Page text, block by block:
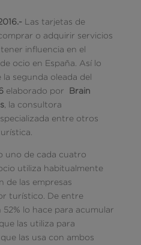
.- Las tarjetas de
o adquirir servicios
influencia en el
ocio en España. Así lo
segunda oleada del
elaborado por
Brain
, la consultora
entre otros
uno de cada cuatro
utiliza habitualmente
de las empresas
turístico. De entre
52% lo hace para acumular
las utiliza para
las usa con ambos